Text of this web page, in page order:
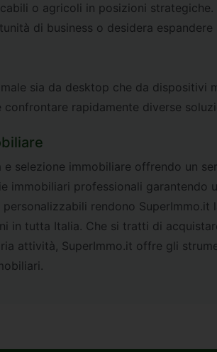
o agricoli in posizioni strategiche.
di business o desidera
sia da desktop che da dispositivi
rapidamente diverse
selezione immobiliare offrendo un
immobiliari professionali garantendo
rendono SuperImmo.it
in tutta Italia. Che si tratti di
attività, SuperImmo.it offre gli